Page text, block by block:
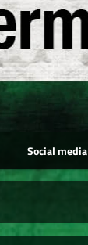
Social media